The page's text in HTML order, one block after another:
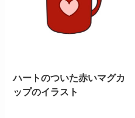
ハートのついた赤いマグカ
ップのイラスト